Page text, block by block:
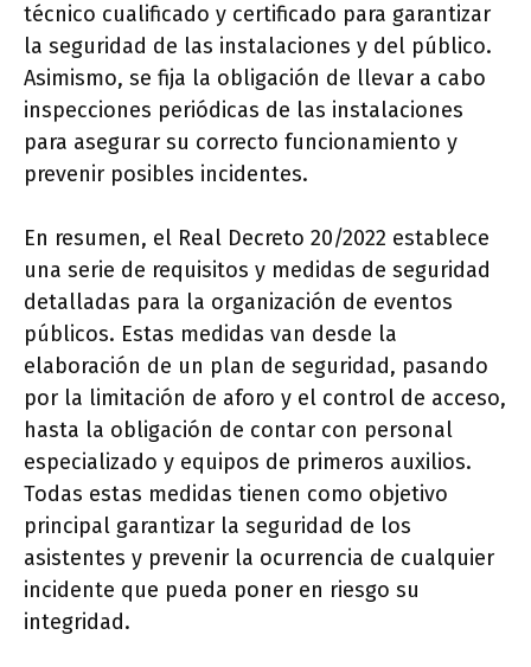
técnico cualificado y certificado para garantizar
la seguridad de las instalaciones y del público.
Asimismo, se fija la obligación de llevar a cabo
inspecciones periódicas de las instalaciones
para asegurar su correcto funcionamiento y
prevenir posibles incidentes.
En resumen, el Real Decreto 20/2022 establece
una serie de requisitos y medidas de seguridad
detalladas para la organización de eventos
públicos. Estas medidas van desde la
elaboración de un plan de seguridad, pasando
por la limitación de aforo y el control de acceso,
hasta la obligación de contar con personal
especializado y equipos de primeros auxilios.
Todas estas medidas tienen como objetivo
principal garantizar la seguridad de los
asistentes y prevenir la ocurrencia de cualquier
incidente que pueda poner en riesgo su
integridad.